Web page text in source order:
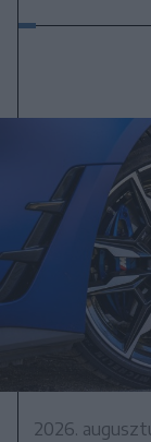
2026.